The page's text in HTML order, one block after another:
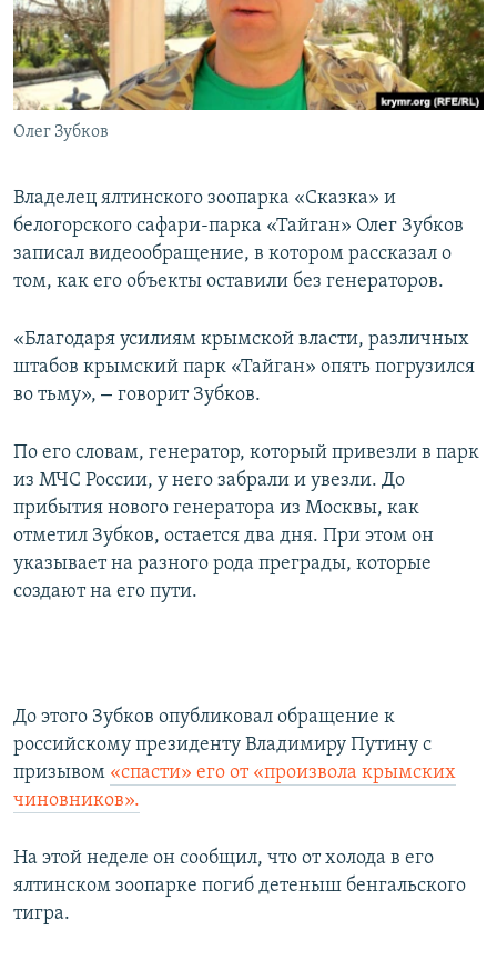
ПОБЕДИТЕЛЕЙ НЕ СУДЯТ?
КРЫМ.НЕПОКОРЕННЫЙ
ELIFBE
УКРАИНСКАЯ ПРОБЛЕМА КРЫМА
ПРИСОЕДИНЯЙТЕСЬ!
Олег Зубков
Владелец ялтинского зоопарка «Сказка» и
белогорского сафари-парка «Тайган» Олег Зубков
записал видеообращение, в котором рассказал о
том, как его объекты оставили без генераторов.
«Благодаря усилиям крымской власти, различных
штабов крымский парк «Тайган» опять погрузился
во тьму», – говорит Зубков.
По его словам, генератор, который привезли в парк
из МЧС России, у него забрали и увезли. До
прибытия нового генератора из Москвы, как
отметил Зубков, остается два дня. При этом он
указывает на разного рода преграды, которые
создают на его пути.
До этого Зубков опубликовал обращение к
российскому президенту Владимиру Путину с
призывом «спасти» его от «произвола крымских
чиновников».
На этой неделе он сообщил, что от холода в его
ялтинском зоопарке погиб детеныш бенгальского
тигра.